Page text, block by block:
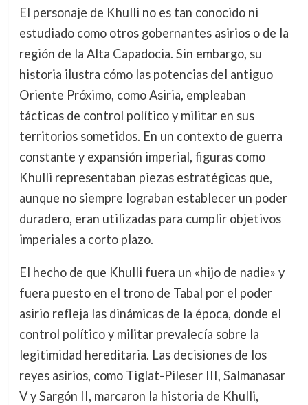
El personaje de Khulli no es tan conocido ni
estudiado como otros gobernantes asirios o de la
región de la Alta Capadocia. Sin embargo, su
historia ilustra cómo las potencias del antiguo
Oriente Próximo, como Asiria, empleaban
tácticas de control político y militar en sus
territorios sometidos. En un contexto de guerra
constante y expansión imperial, figuras como
Khulli representaban piezas estratégicas que,
aunque no siempre lograban establecer un poder
duradero, eran utilizadas para cumplir objetivos
imperiales a corto plazo.
El hecho de que Khulli fuera un «hijo de nadie» y
fuera puesto en el trono de Tabal por el poder
asirio refleja las dinámicas de la época, donde el
control político y militar prevalecía sobre la
legitimidad hereditaria. Las decisiones de los
reyes asirios, como Tiglat-Pileser III, Salmanasar
V y Sargón II, marcaron la historia de Khulli,